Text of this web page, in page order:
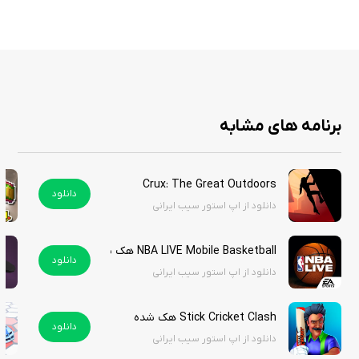
مدیریت منابع و گسترش باشگاه
AFK Football: RPG Soccer Games تجربه‌ای تازه و لذت‌بخش از ژانر فوتبال
نمی‌خواهید همیشه آنلاین باشید، این بازی انتخاب هوشمندانه و
سرگرم‌کننده‌ای خواهد بود.
به همه نشان دهید. باشگاه شما آماده است. AFK Football را از سیب ایرانی
دانلود کنید و ماجراجویی حماسی فوتبال خود را از همین امروز آغاز کنید!
برنامه های مشابه
Crux: The Great Outdoors
دانلود از اپ استور سیب ایرانی
دانلود
NBA LIVE Mobile Basketball هک شده
دانلود از اپ استور سیب ایرانی
دانلود
Stick Cricket Clash هک شده
دانلود از اپ استور سیب ایرانی
دانلود